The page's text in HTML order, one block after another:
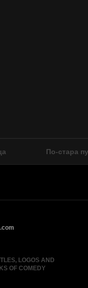
По-стара
LOGOS AND
OF COMEDY